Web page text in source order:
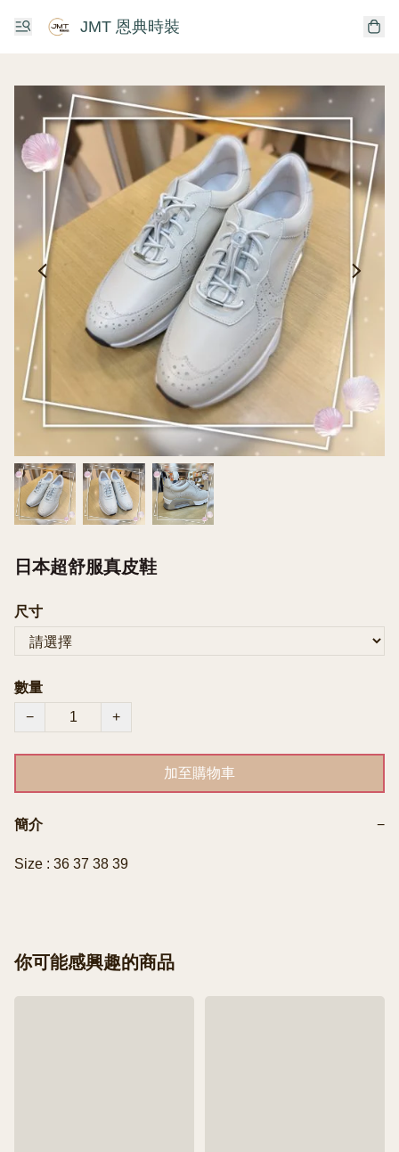
JMT 恩典時裝
日本超舒服真皮鞋
尺寸
數量
−
+
加至購物車
簡介 −
Size : 36 37 38 39
你可能感興趣的商品